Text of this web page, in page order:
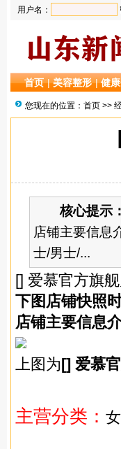
用户名：
首页 |美容整形 |健
您现在的位置： 首页 >>
核心提示：
店铺主要信息
士/男士/...
[] 爱慕官方旗
下图店铺快照
店铺主要信息
上图为[] 爱慕
主营分类：